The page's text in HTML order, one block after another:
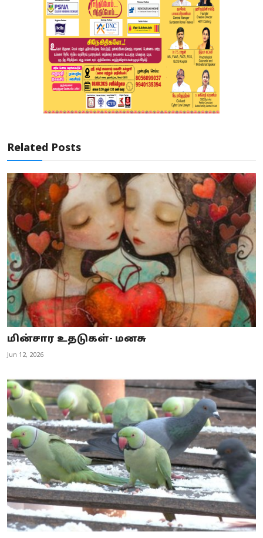
Related Posts
மின்சார உதடுகள்- மனசு
Jun 12, 2026